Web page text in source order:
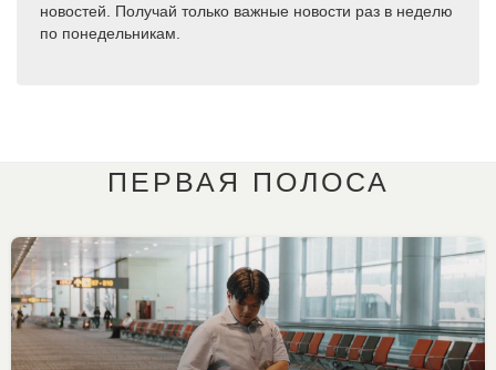
новостей. Получай только важные новости раз в неделю
по понедельникам.
ПЕРВАЯ ПОЛОСА